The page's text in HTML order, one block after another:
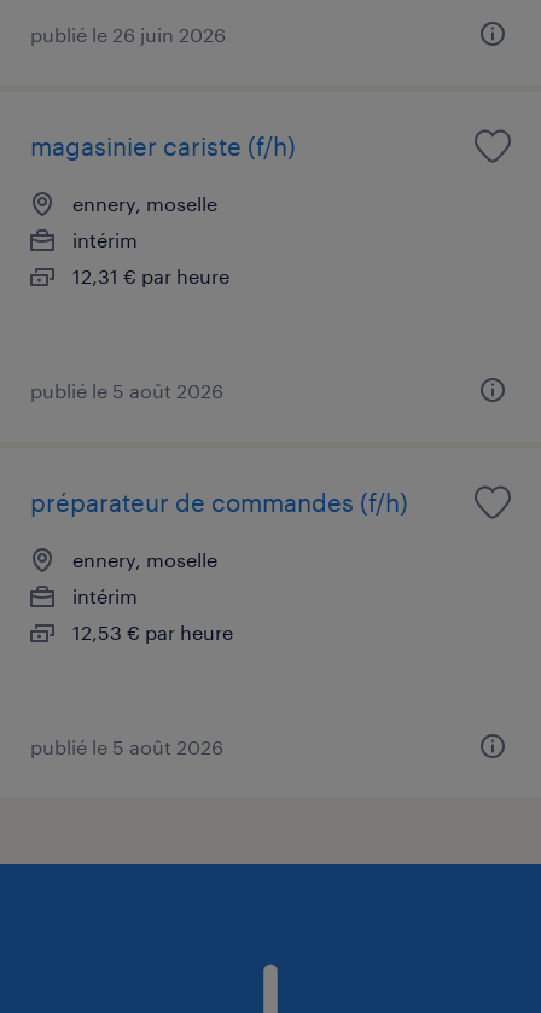
publié le 26 juin 2026
magasinier cariste (f/h)
ennery, moselle
intérim
12,31 € par heure
publié le 5 août 2026
préparateur de commandes (f/h)
ennery, moselle
intérim
12,53 € par heure
publié le 5 août 2026